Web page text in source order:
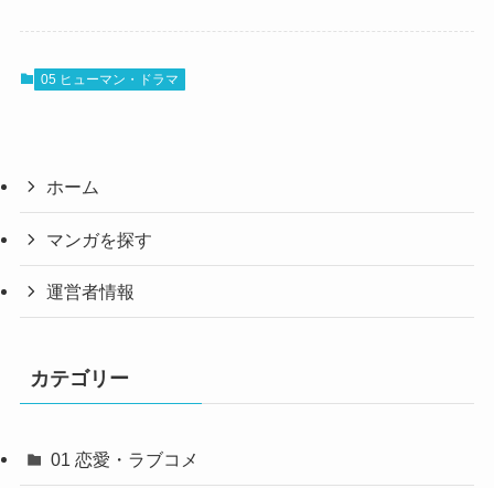
05 ヒューマン・ドラマ
ホーム
マンガを探す
運営者情報
カテゴリー
01 恋愛・ラブコメ